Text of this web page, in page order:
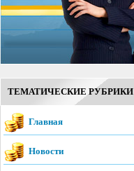
ТЕМАТИЧЕСКИЕ РУБРИКИ
Главная
Новости